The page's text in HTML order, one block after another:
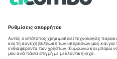
Unter den Linden 24, 10117
United States